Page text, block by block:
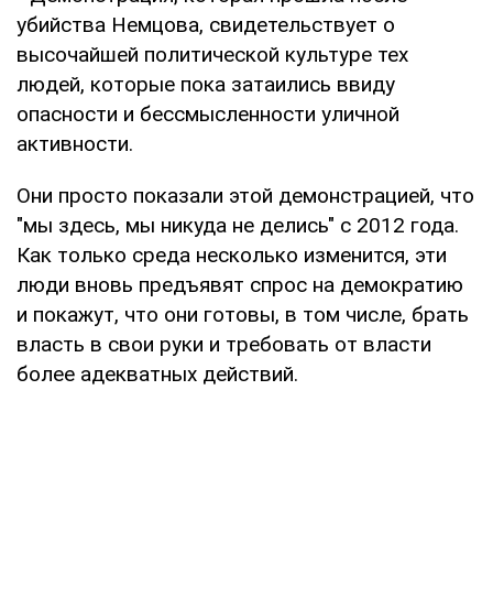
убийства Немцова, свидетельствует о
высочайшей политической культуре тех
людей, которые пока затаились ввиду
опасности и бессмысленности уличной
активности.
Они просто показали этой демонстрацией, что
"мы здесь, мы никуда не делись" с 2012 года.
Как только среда несколько изменится, эти
люди вновь предъявят спрос на демократию
и покажут, что они готовы, в том числе, брать
власть в свои руки и требовать от власти
более адекватных действий.